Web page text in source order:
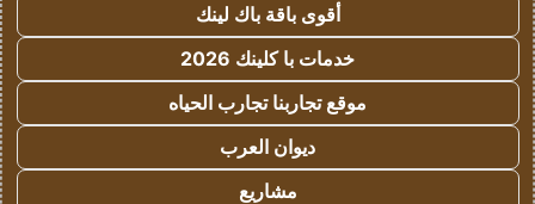
أقوى باقة باك لينك
خدمات با كلينك 2026
موقع تجاربنا تجارب الحياه
ديوان العرب
مشاريع